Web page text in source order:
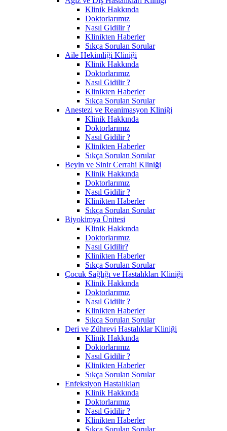
Klinik Hakkında
Doktorlarımız
Nasıl Gidilir ?
Klinikten Haberler
Sıkça Sorulan Sorular
Aile Hekimliği Kliniği
Klinik Hakkında
Doktorlarımız
Nasıl Gidilir ?
Klinikten Haberler
Sıkça Sorulan Sorular
Anestezi ve Reanimasyon Kliniği
Klinik Hakkında
Doktorlarımız
Nasıl Gidilir ?
Klinikten Haberler
Sıkça Sorulan Sorular
Beyin ve Sinir Cerrahi Kliniği
Klinik Hakkında
Doktorlarımız
Nasıl Gidilir ?
Klinikten Haberler
Sıkça Sorulan Sorular
Biyokimya Ünitesi
Klinik Hakkında
Doktorlarımız
Nasıl Gidilir?
Klinikten Haberler
Sıkça Sorulan Sorular
Çocuk Sağlığı ve Hastalıkları Kliniği
Klinik Hakkında
Doktorlarımız
Nasıl Gidilir ?
Klinikten Haberler
Sıkça Sorulan Sorular
Deri ve Zührevi Hastalıklar Kliniği
Klinik Hakkında
Doktorlarımız
Nasıl Gidilir ?
Klinikten Haberler
Sıkça Sorulan Sorular
Enfeksiyon Hastalıkları
Klinik Hakkında
Doktorlarımız
Nasıl Gidilir ?
Klinikten Haberler
Sıkça Sorulan Sorular